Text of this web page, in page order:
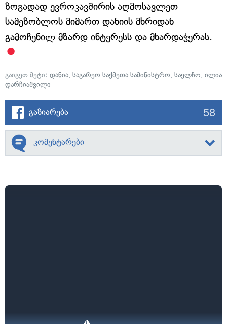
ზოგადად ევროკავშირის აღმოსავლეთ
სამეზობლოს მიმართ დანიის მხრიდან
გამოჩენილ მზარდ ინტერესს და მხარდაჭერას.
გაიგეთ მეტი: დანია, საგარეო საქმეთა სამინისტრო, საელჩო, ილია
დარჩიაშვილი
გაზიარება 58
კომენტარები